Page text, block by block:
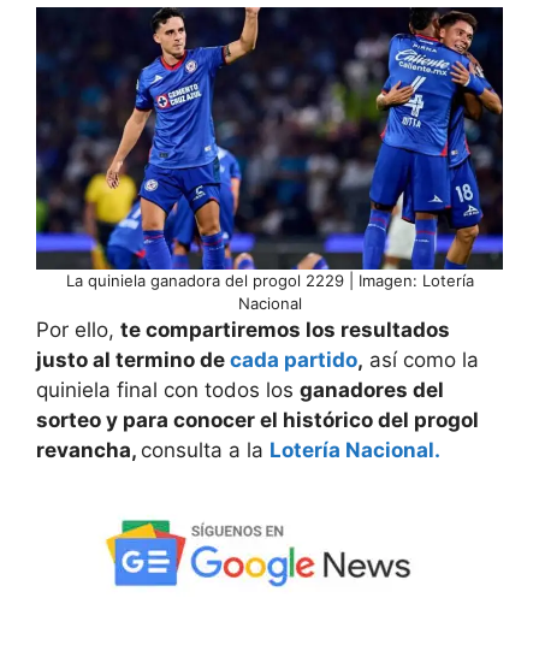
La quiniela ganadora del progol 2229 | Imagen: Lotería
Nacional
Por ello, te compartiremos los resultados
justo al termino de cada partido, así como la
quiniela final con todos los ganadores del
sorteo y para conocer el histórico del progol
revancha, consulta a la Lotería Nacional.